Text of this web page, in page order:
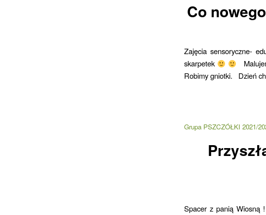
Co
Zajęcia sensoryczne-
skarpetek
Robimy gniotki. Dzień
Grupa PSZCZÓŁKI 2021/
Spacer z panią Wiosną !